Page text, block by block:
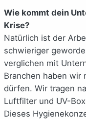
Wie kommt dein
Krise?
Natürlich ist der
schwieriger
verglichen mit
Branchen haben wir
dürfen. Wir tragen
Luftfilter und UV-
Dieses